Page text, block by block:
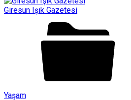
Giresun Işık Gazetesi
Yaşam